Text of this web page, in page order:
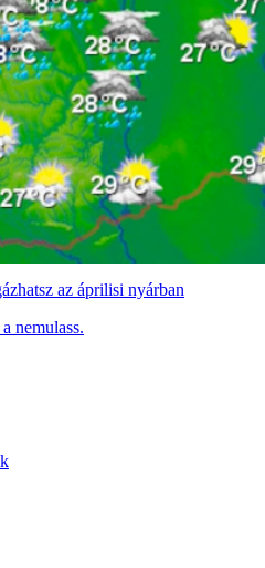
az áprilisi nyárban
nemulass.